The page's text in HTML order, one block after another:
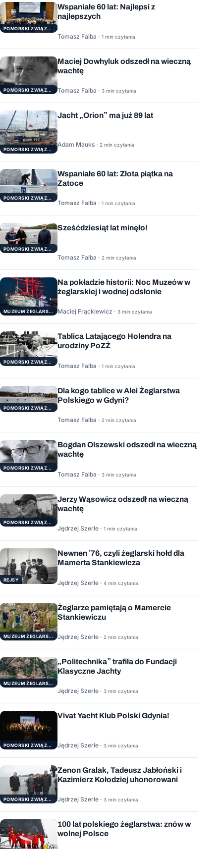
POMORSKI ZWIĄZEK ŻEGLARSKI
Wspaniałe 60 lat: Najlepsi z
najlepszych
Tomasz Falba · 1 min czytania
POMORSKI ZWIĄZEK ŻEGLARSKI
Maciej Dowhyluk odszedł na wieczną
wachtę
Tomasz Falba · 3 min czytania
POMORSKI ZWIĄZEK ŻEGLARSKI
Jacht „Orion” ma już 89 lat
Adam Mauks · 2 min czytania
POMORSKI ZWIĄZEK ŻEGLARSKI
Wspaniałe 60 lat: Złota piątka na
Zatoce
Tomasz Falba · 1 min czytania
POMORSKI ZWIĄZEK ŻEGLARSKI
Sześćdziesiąt lat minęło!
Tomasz Falba · 2 min czytania
MUZEUM ŻEGLARSTWA POMORSKIEGO
Na pokładzie historii: Noc Muzeów w
żeglarskiej i wodnej odsłonie
Maciej Frąckiewicz · 3 min czytania
POMORSKI ZWIĄZEK ŻEGLARSKI
Tablica Latającego Holendra na
urodziny PoZŻ
Tomasz Falba · 1 min czytania
POMORSKI ZWIĄZEK ŻEGLARSKI
Dla kogo tablice w Alei Żeglarstwa
Polskiego w Gdyni?
Tomasz Falba · 2 min czytania
POMORSKI ZWIĄZEK ŻEGLARSKI
Bogdan Olszewski odszedł na wieczną
wachtę
Tomasz Falba · 3 min czytania
POMORSKI ZWIĄZEK ŻEGLARSKI
Jerzy Wąsowicz odszedł na wieczną
wachtę
Jędrzej Szerle · 1 min czytania
REJSY
Newnen ’76, czyli żeglarski hołd dla
Mamerta Stankiewicza
Jędrzej Szerle · 4 min czytania
MUZEUM ŻEGLARSTWA POMORSKIEGO
Żeglarze pamiętają o Mamercie
Stankiewiczu
Jędrzej Szerle · 2 min czytania
MUZEUM ŻEGLARSTWA POMORSKIEGO
„Politechnika” trafiła do Fundacji
Klasyczne Jachty
Jędrzej Szerle · 3 min czytania
POMORSKI ZWIĄZEK ŻEGLARSKI
Vivat Yacht Klub Polski Gdynia!
Jędrzej Szerle · 3 min czytania
POMORSKI ZWIĄZEK ŻEGLARSKI
Zenon Gralak, Tadeusz Jabłoński i
Kazimierz Kołodziej uhonorowani
Jędrzej Szerle · 3 min czytania
100 lat polskiego żeglarstwa: znów w
wolnej Polsce